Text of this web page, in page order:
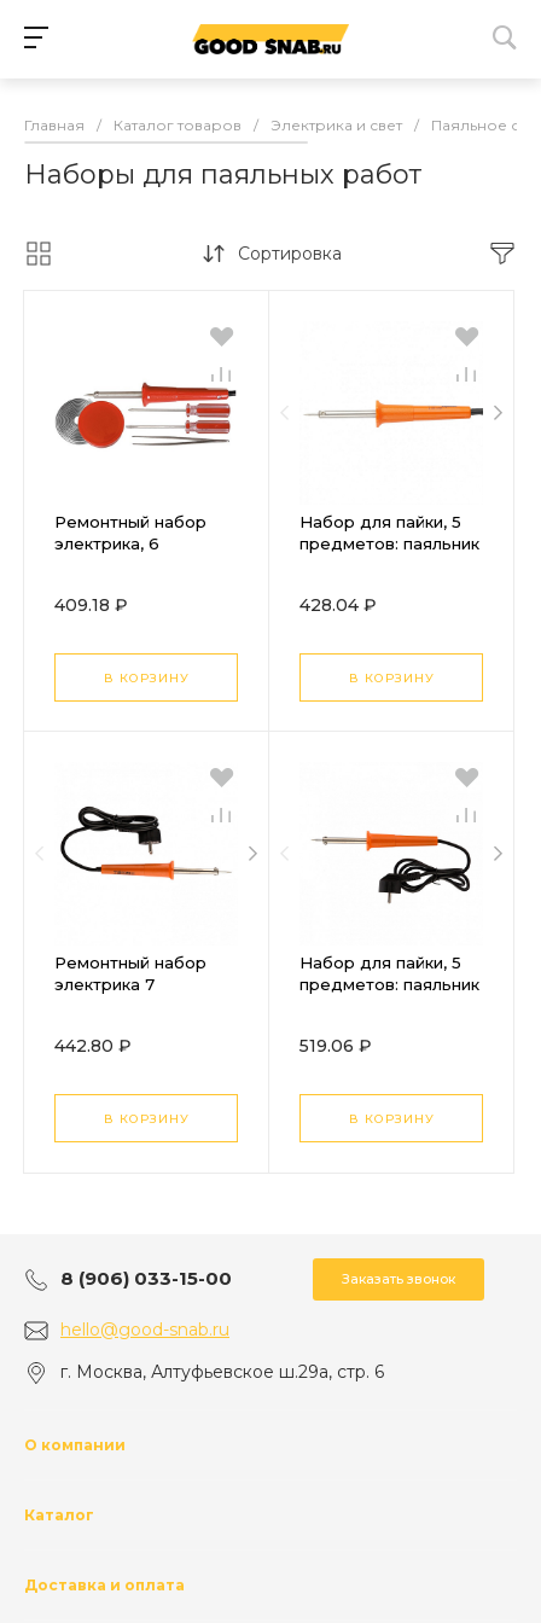
Главная / Каталог товаров / Электрика и свет / Паяльное
Наборы для паяльных работ
Сортировка
Ремонтный набор
электрика, 6
409.18 ₽
В КОРЗИНУ
Набор для пайки, 5
предметов: паяльник
паста, припой Sparta
428.04 ₽
В КОРЗИНУ
Ремонтный набор
электрика 7
две отвертки,
Sparta
442.80 ₽
В КОРЗИНУ
Набор для пайки, 5
предметов: паяльник
Sparta
519.06 ₽
В КОРЗИНУ
8 (906) 033-15-00 Заказать звонок
hello@good-snab.ru
г. Москва, Алтуфьевское ш.29а, стр. 6
О компании
Каталог
Доставка и оплата